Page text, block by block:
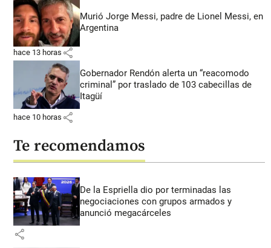
Murió Jorge Messi, padre de Lionel Messi, en
Argentina
hace 13 horas share
Gobernador Rendón alerta un “reacomodo
criminal” por traslado de 103 cabecillas de
Itagüí
hace 10 horas share
Te recomendamos
De la Espriella dio por terminadas las
negociaciones con grupos armados y
anunció megacárceles
share